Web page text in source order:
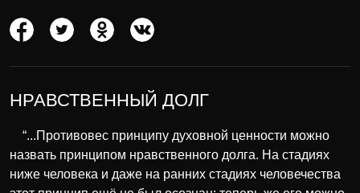
НРАВСТВЕННЫЙ ДОЛГ
“...Противовес принципу духовной ценности можно
назвать принципом нравственного долга. На стадиях
ниже человека и даже на ранних стадиях человечества